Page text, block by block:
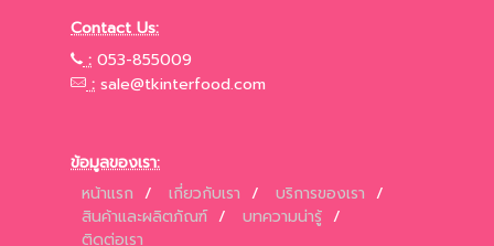
Contact Us:
: 053-855009
: sale@tkinterfood.com
ข้อมูลของเรา:
หน้าแรก / เกี่ยวกับเรา / บริการของเรา /
สินค้าและผลิตภัณฑ์ / บทความน่ารู้ /
ติดต่อเรา